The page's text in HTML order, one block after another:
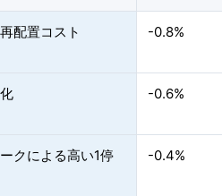
配置コスト -0.8%
-0.6%
クによる高い1停
-0.4%